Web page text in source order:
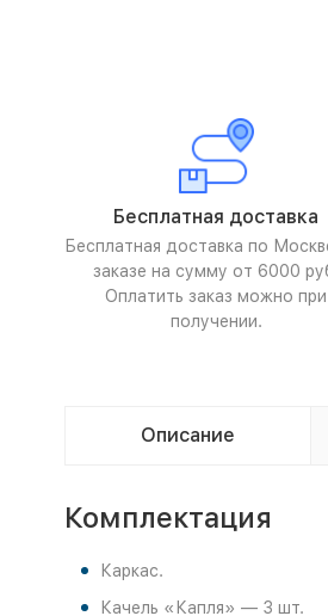
Бесплатная доставка
Бесплатная доставка по
заказе на сумму от 6000
Оплатить заказ можно при
получении.
Описание
Комплектация
Каркас.
Качель «Капля» — 3 шт.